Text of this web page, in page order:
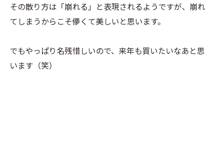
その散り方は「崩れる」と表現されるようですが、崩れ
てしまうからこそ儚くて美しいと思います。
でもやっぱり名残惜しいので、来年も買いたいなあと思
います（笑）